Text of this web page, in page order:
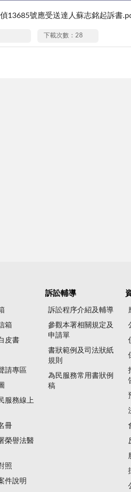
13685號應受送達人蘇志銘起訴書
下載次數：28
箱
皮書
請專區
服務線上
冊
榮譽法醫
照
件說明
訴訟輔導
訴訟程序介紹及輔導
參觀本署相關規定及
申請單
書狀範例及司法狀紙
規則
為民服務常用書狀例
稿